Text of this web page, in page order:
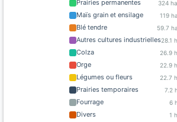
Prairies permanentes 324
Maïs grain et ensilage 119
Blé tendre 59.7
Autres cultures industrielles28.1
Colza 26.9
Orge 22.9
Légumes ou fleurs 22.7
Prairies temporaires 7.2
Fourrage 6
Divers 1